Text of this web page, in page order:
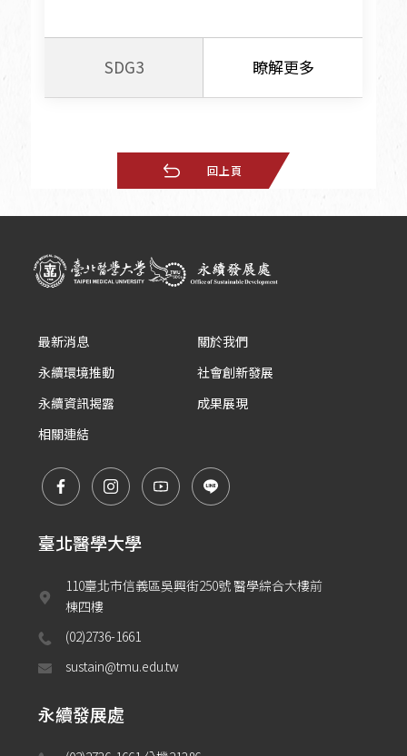
SDG3 瞭解更多
回上頁
最新消息
關於我們
永續環境推動
社會創新發展
永續資訊揭露
成果展現
相關連結
臺北醫學大學
110臺北市信義區吳興街250號 醫學綜合大樓前
棟四樓
(02)2736-1661
sustain@tmu.edu.tw
永續發展處